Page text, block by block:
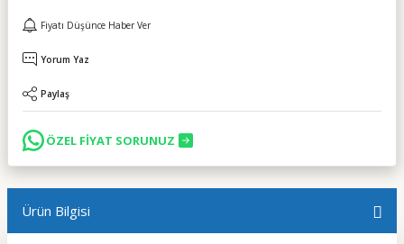
Fiyatı Düşünce Haber Ver
Yorum Yaz
Paylaş
ÖZEL FİYAT SORUNUZ
Ürün Bilgisi